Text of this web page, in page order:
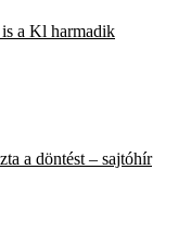
a Kl harmadik
a döntést – sajtóhír